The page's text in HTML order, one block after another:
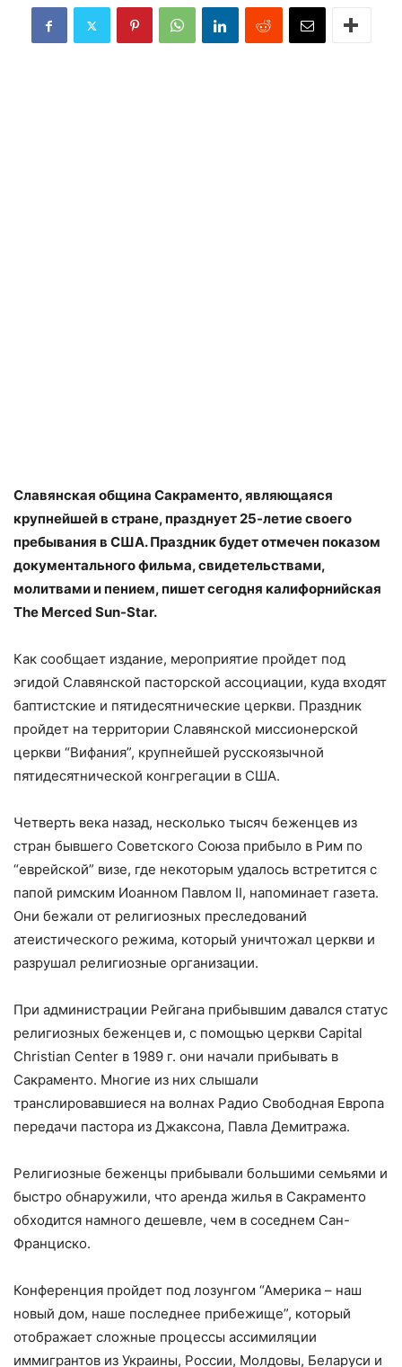
Славянская община Сакраменто, являющаяся
крупнейшей в стране, празднует 25-летие своего
пребывания в США. Праздник будет отмечен показом
документального фильма, свидетельствами,
молитвами и пением, пишет сегодня калифорнийская
The Merced Sun-Star.
Как сообщает издание, мероприятие пройдет под
эгидой Славянской пасторской ассоциации, куда входят
баптистские и пятидесятнические церкви. Праздник
пройдет на территории Славянской миссионерской
церкви “Вифания”, крупнейшей русскоязычной
пятидесятнической конгрегации в США.
Четверть века назад, несколько тысяч беженцев из
стран бывшего Советского Союза прибыло в Рим по
“еврейской” визе, где некоторым удалось встретится с
папой римским Иоанном Павлом II, напоминает газета.
Они бежали от религиозных преследований
атеистического режима, который уничтожал церкви и
разрушал религиозные организации.
При администрации Рейгана прибывшим давался статус
религиозных беженцев и, с помощью церкви Capital
Christian Center в 1989 г. они начали прибывать в
Сакраменто. Многие из них слышали
транслировавшиеся на волнах Радио Свободная Европа
передачи пастора из Джаксона, Павла Демитража.
Религиозные беженцы прибывали большими семьями и
быстро обнаружили, что аренда жилья в Сакраменто
обходится намного дешевле, чем в соседнем Сан-
Франциско.
Конференция пройдет под лозунгом “Америка – наш
новый дом, наше последнее прибежище”, который
отображает сложные процессы ассимиляции
иммигрантов из Украины, России, Молдовы, Беларуси и